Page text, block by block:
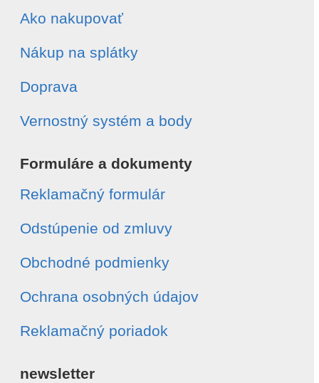
Ako nakupovať
Nákup na splátky
Doprava
Vernostný systém a body
Formuláre a dokumenty
Reklamačný formulár
Odstúpenie od zmluvy
Obchodné podmienky
Ochrana osobných údajov
Reklamačný poriadok
newsletter